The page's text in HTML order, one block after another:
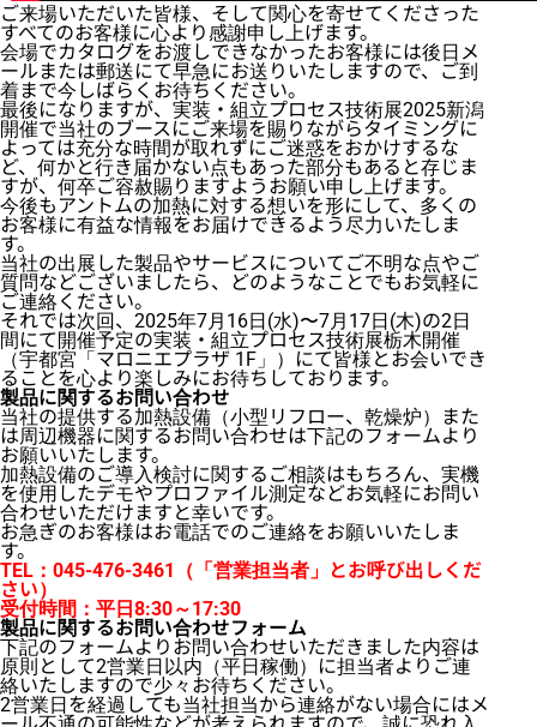
ご来場いただいた皆様、そして関心を寄せてくださった
すべてのお客様に心より感謝申し上げます。
会場でカタログをお渡しできなかったお客様には後日メ
ールまたは郵送にて早急にお送りいたしますので、ご到
着まで今しばらくお待ちください。
最後になりますが、実装・組立プロセス技術展2025新潟
開催で当社のブースにご来場を賜りながらタイミングに
よっては充分な時間が取れずにご迷惑をおかけするな
ど、何かと行き届かない点もあった部分もあると存じま
すが、何卒ご容赦賜りますようお願い申し上げます。
今後もアントムの加熱に対する想いを形にして、多くの
お客様に有益な情報をお届けできるよう尽力いたしま
す。
当社の出展した製品やサービスについてご不明な点やご
質問などございましたら、どのようなことでもお気軽に
ご連絡ください。
それでは次回、2025年7月16日(水)〜7月17日(木)の2日
間にて開催予定の実装・組立プロセス技術展栃木開催
（宇都宮「マロニエプラザ 1F」）にて皆様とお会いでき
ることを心より楽しみにお待ちしております。
製品に関するお問い合わせ
当社の提供する加熱設備（小型リフロー、乾燥炉）また
は周辺機器に関するお問い合わせは下記のフォームより
お願いいたします。
加熱設備のご導入検討に関するご相談はもちろん、実機
を使用したデモやプロファイル測定などお気軽にお問い
合わせいただけますと幸いです。
お急ぎのお客様はお電話でのご連絡をお願いいたしま
す。
TEL：045-476-3461（「営業担当者」とお呼び出しくだ
さい）
受付時間：平日8:30～17:30
製品に関するお問い合わせフォーム
下記のフォームよりお問い合わせいただきました内容は
原則として2営業日以内（平日稼働）に担当者よりご連
絡いたしますので少々お待ちください。
2営業日を経過しても当社担当から連絡がない場合にはメ